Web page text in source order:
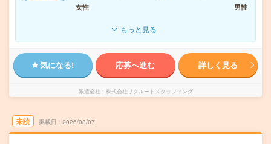
女性
男性
もっと見る
気になる! 応募へ進む 詳しく見る
派遣会社 株式会社リクルートスタッフィング
未読 掲載日 2026/08/07